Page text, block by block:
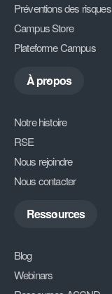
Préventions des risques
Campus Store
Plateforme Campus
À propos
Notre histoire
RSE
Nous rejoindre
Nous contacter
Ressources
Blog
Webinars